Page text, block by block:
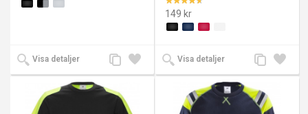
Visa detaljer
Lägg
till i
Lägg
till
149 kr
Visa detaljer
Lägg
till i
Lägg
till